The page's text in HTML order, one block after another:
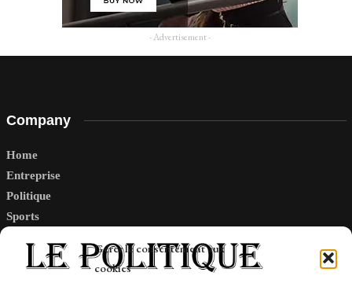
Gérer le consentement aux
cookies
- Advertisement -
Company
Home
Entreprise
Politique
Sports